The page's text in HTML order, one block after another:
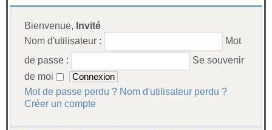
Bienvenue, Invité
Nom d'utilisateur :
Mot
de passe :
Se souvenir
de moi
Mot de passe perdu ? Nom d'utilisateur perdu ?
Créer un compte